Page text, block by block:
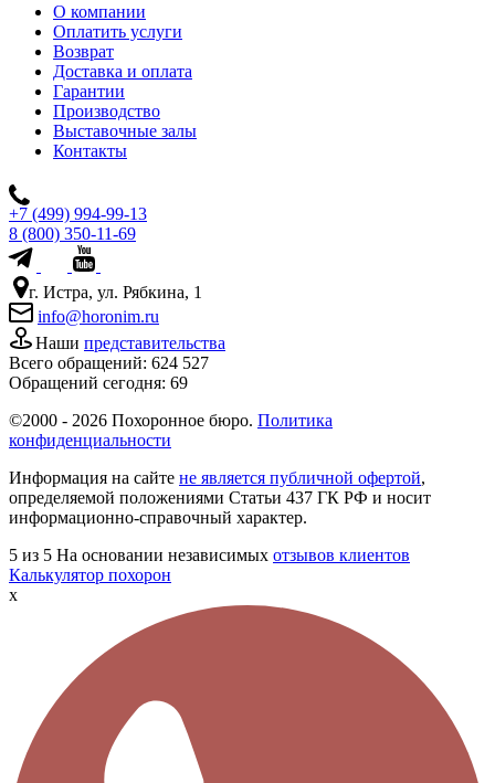
О компании
Оплатить услуги
Возврат
Доставка и оплата
Гарантии
Производство
Выставочные залы
Контакты
+7 (499) 994-99-13
8 (800) 350-11-69
г. Истра, ул. Рябкина, 1
info@horonim.ru
Наши представительства
Всего обращений: 624 527
Обращений сегодня: 69
©2000 - 2026 Похоронное бюро. Политика
конфиденциальности
Информация на сайте не является публичной офертой,
определяемой положениями Статьи 437 ГК РФ и носит
информационно-справочный характер.
5 из 5 На основании независимых отзывов клиентов
Калькулятор похорон
x